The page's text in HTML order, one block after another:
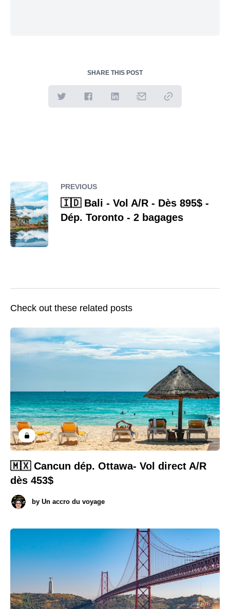
SHARE THIS POST
PREVIOUS
🇮🇩 Bali - Vol A/R - Dès 895$ -
Dép. Toronto - 2 bagages
Check out these related posts
🇲🇽 Cancun dép. Ottawa- Vol direct A/R
dès 453$
by Un accro du voyage